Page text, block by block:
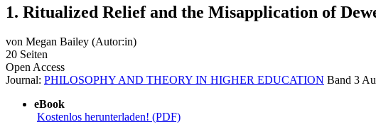
1. Ritualized Relief and the Misapplication of
von Megan Bailey (Autor:in)
20 Seiten
Open Access
Journal: PHILOSOPHY AND THEORY IN HIGHER EDUCATION Band 3
eBook
Kostenlos herunterladen! (PDF)